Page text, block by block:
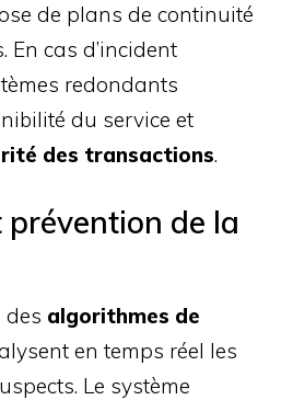
de plans de continuité
En cas d’incident
redondants
du service et
des transactions.
prévention de la
des algorithmes de
en temps réel les
Le système